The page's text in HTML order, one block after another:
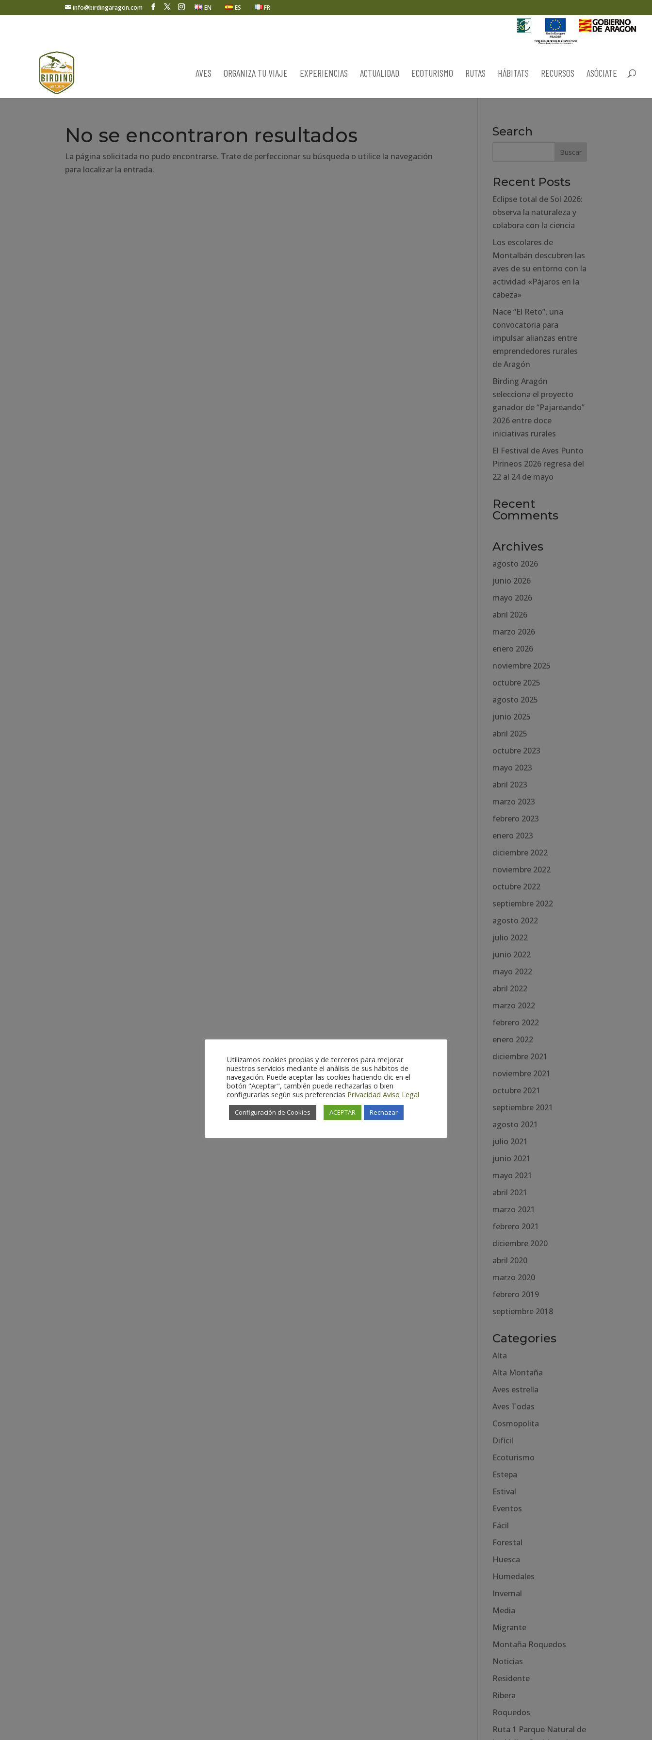
info@birdingaragon.com EN ES FR
AVES ORGANIZA TU VIAJE EXPERIENCIAS ACTUALIDAD ECOTURISMO RUTAS HÁBITATS RECURSOS ASÓCIATE
No se encontraron resultados
La página solicitada no pudo encontrarse. Trate de perfeccionar su búsqueda o utilice la navegación
para localizar la entrada.
Search
Recent Posts
Eclipse total de Sol 2026:
observa la naturaleza y
colabora con la ciencia
Los escolares de
Montalbán descubren las
aves de su entorno con la
actividad «Pájaros en la
cabeza»
Nace “El Reto”, una
convocatoria para
impulsar alianzas entre
emprendedores rurales
de Aragón
Birding Aragón
selecciona el proyecto
ganador de “Pajareando”
2026 entre doce
iniciativas rurales
El Festival de Aves Punto
Pirineos 2026 regresa del
22 al 24 de mayo
Recent
Comments
Archives
agosto 2026
junio 2026
mayo 2026
abril 2026
marzo 2026
enero 2026
noviembre 2025
octubre 2025
agosto 2025
junio 2025
abril 2025
octubre 2023
mayo 2023
abril 2023
marzo 2023
febrero 2023
enero 2023
diciembre 2022
noviembre 2022
octubre 2022
septiembre 2022
agosto 2022
julio 2022
junio 2022
mayo 2022
abril 2022
marzo 2022
febrero 2022
enero 2022
diciembre 2021
noviembre 2021
octubre 2021
septiembre 2021
agosto 2021
julio 2021
junio 2021
mayo 2021
abril 2021
marzo 2021
febrero 2021
diciembre 2020
abril 2020
marzo 2020
febrero 2019
septiembre 2018
Categories
Alta
Alta Montaña
Aves estrella
Aves Todas
Cosmopolita
Difícil
Ecoturismo
Estepa
Estival
Eventos
Fácil
Forestal
Huesca
Humedales
Invernal
Media
Migrante
Montaña Roquedos
Noticias
Residente
Ribera
Roquedos
Ruta 1 Parque Natural de
Utilizamos cookies propias y de terceros para mejorar
nuestros servicios mediante el análisis de sus hábitos de
navegación. Puede aceptar las cookies haciendo clic en el
botón "Aceptar", también puede rechazarlas o bien
configurarlas según sus preferencias Privacidad Aviso Legal
Configuración de Cookies ACEPTAR Rechazar